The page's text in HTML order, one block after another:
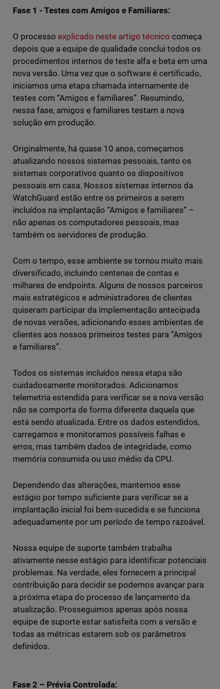
Fase 1 - Testes com Amigos e Familiares:
O processo explicado neste artigo técnico começa
depois que a equipe de qualidade conclui todos os
procedimentos internos de teste alfa e beta em uma
nova versão. Uma vez que o software é certificado,
iniciamos uma etapa chamada internamente de
testes com “Amigos e familiares”. Resumindo,
nessa fase, amigos e familiares testam a nova
solução em produção.
Originalmente, há quase 10 anos, começamos
atualizando nossos sistemas pessoais, tanto os
sistemas corporativos quanto os dispositivos
pessoais em casa. Nossos sistemas internos da
WatchGuard estão entre os primeiros a serem
incluídos na implantação “Amigos e familiares” –
não apenas os computadores pessoais, mas
também os servidores de produção.
Com o tempo, esse ambiente se tornou muito mais
diversificado, incluindo centenas de contas e
milhares de endpoints. Alguns de nossos parceiros
mais estratégicos e administradores de clientes
quiseram participar da implementação antecipada
de novas versões, adicionando esses ambientes de
clientes aos nossos primeiros testes para “Amigos
e familiares”.
Todos os sistemas incluídos nessa etapa são
cuidadosamente monitorados. Adicionamos
telemetria estendida para verificar se a nova versão
não se comporta de forma diferente daquela que
está sendo atualizada. Entre os dados estendidos,
carregamos e monitoramos possíveis falhas e
erros, mas também dados de integridade, como
memória consumida ou uso médio da CPU.
Dependendo das alterações, mantemos esse
estágio por tempo suficiente para verificar se a
implantação inicial foi bem-sucedida e se funciona
adequadamente por um período de tempo razoável.
Nossa equipe de suporte também trabalha
ativamente nesse estágio para identificar potenciais
problemas. Na verdade, eles fornecem a principal
contribuição para decidir se podemos avançar para
a próxima etapa do processo de lançamento da
atualização. Prosseguimos apenas após nossa
equipe de suporte estar satisfeita com a versão e
todas as métricas estarem sob os parâmetros
definidos.
Fase 2 – Prévia Controlada: